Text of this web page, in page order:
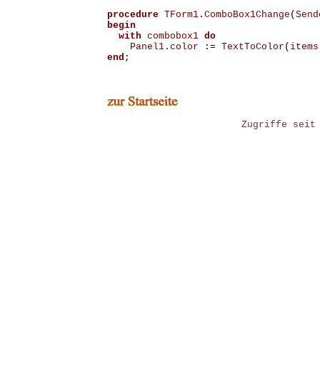
procedure TForm1 . ComboBox1Change (
begin
with combobox1 do
Panel1 . color := TextToColor ( items
end ;
Zugriffe seit